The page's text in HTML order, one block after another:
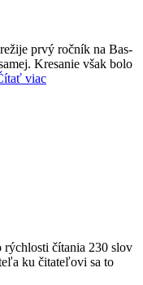
prvý ročník na Bas­
Kresanie však bolo
viac
rýchlosti čítania 230 slov
ku čitateľovi sa to